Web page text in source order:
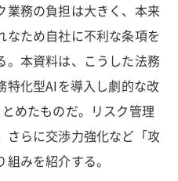
業務の負担は大きく、本来
なため自社に不利な条項を
。本資料は、こうした法務
特化型AIを導入し劇的な改
めたものだ。リスク管理
さらに交渉力強化など「攻
みを紹介する。